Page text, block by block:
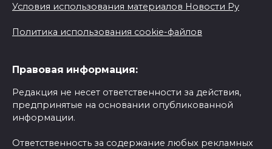
Условия использования материалов Новости Ру
Политика использования cookie-файлов
Правовая информация:
Редакция не несет ответственности за действия,
предпринятые на основании опубликованной
информации.
Ответственность за содержание любых рекламных